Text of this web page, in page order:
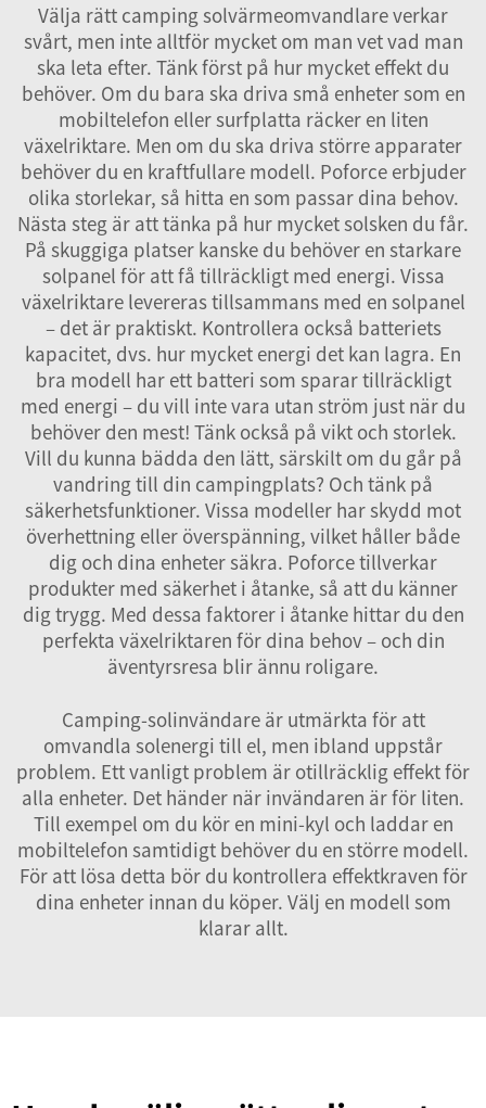
Välja rätt campingsolvärmeomvandlareverkar
svårt, men inte alltför mycket om man vet vad man
ska leta efter. Tänk först på hur mycket effekt du
behöver. Om du bara ska driva små enheter som en
mobiltelefon eller surfplatta räcker en liten
växelriktare. Men om du ska driva större apparater
behöver du en kraftfullare modell. Poforce erbjuder
olika storlekar, så hitta en som passar dina behov.
Nästa steg är att tänka på hur mycket solsken du får.
På skuggiga platser kanske du behöver en starkare
solpanel för att få tillräckligt med energi. Vissa
växelriktare levereras tillsammans med en solpanel
– det är praktiskt. Kontrollera också batteriets
kapacitet, dvs. hur mycket energi det kan lagra. En
bra modell har ett batteri som sparar tillräckligt
med energi – du vill inte vara utan ström just när du
behöver den mest! Tänk också på vikt och storlek.
Vill du kunna bädda den lätt, särskilt om du går på
vandring till din campingplats? Och tänk på
säkerhetsfunktioner. Vissa modeller har skydd mot
överhettning eller överspänning, vilket håller både
dig och dina enheter säkra. Poforce tillverkar
produkter med säkerhet i åtanke, så att du känner
dig trygg. Med dessa faktorer i åtanke hittar du den
perfekta växelriktaren för dina behov – och din
äventyrsresa blir ännu roligare.
Camping-solinvändare är utmärkta för att
omvandla solenergi till el, men ibland uppstår
problem. Ett vanligt problem är otillräcklig effekt för
alla enheter. Det händer när invändaren är för liten.
Till exempel om du kör en mini-kyl och laddar en
mobiltelefon samtidigt behöver du en större modell.
För att lösa detta bör du kontrollera effektkraven för
dina enheter innan du köper. Välj en modell som
klarar allt.